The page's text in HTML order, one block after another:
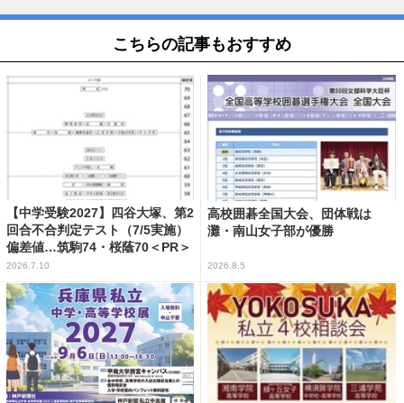
こちらの記事もおすすめ
【中学受験2027】四谷大塚、第2
回合不合判定テスト（7/5実施）
偏差値…筑駒74・桜蔭70＜PR＞
2026.7.10
高校囲碁全国大会、団体戦は
灘・南山女子部が優勝
2026.8.5